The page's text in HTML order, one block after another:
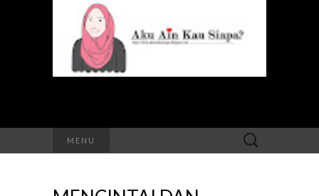
MENU
Search
for: